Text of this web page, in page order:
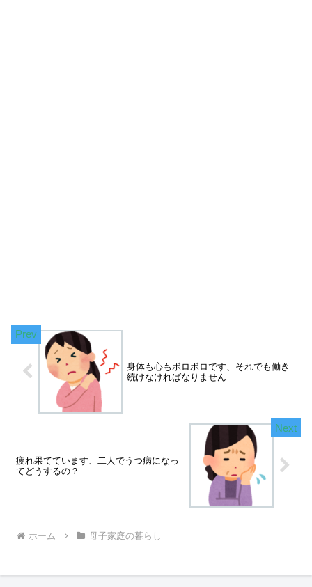
身体も心もボロボロです、それでも働き
続けなければなりません
疲れ果てています、二人でうつ病になっ
てどうするの？
ホーム 母子家庭の暮らし